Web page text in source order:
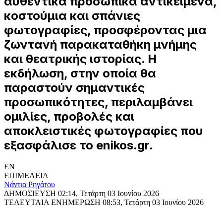
κοστούμια και σπάνιες
φωτογραφίες, προσφέροντας μια
ζωντανή παρακαταθήκη μνήμης
και θεατρικής ιστορίας. Η
εκδήλωση, στην οποία θα
παραστούν σημαντικές
προσωπικότητες, περιλαμβάνει
ομιλίες, προβολές και
αποκλειστικές φωτογραφίες που
εξασφάλισε το enikos.gr.
EN
ΕΠΙΜΕΛΕΙΑ
Νάντια Ρηγάτου
ΔΗΜΟΣΙΕΥΣΗ 02:14, Τετάρτη 03 Ιουνίου 2026
ΤΕΛΕΥΤΑΙΑ ΕΝΗΜΕΡΩΣΗ 08:53, Τετάρτη 03 Ιουνίου 2026